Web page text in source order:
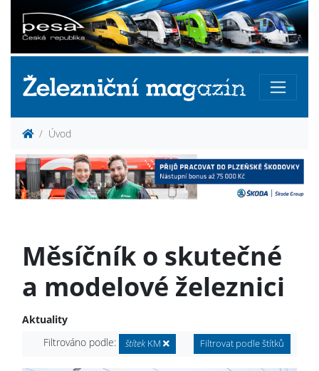
Úvod
Měsíčník o skutečné
a modelové železnici
Aktuality
Filtrováno podle:
štítek KM Filtrovat podle štítků